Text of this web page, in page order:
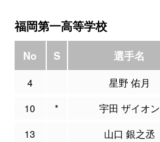
福岡第一高等学校
No S 選手名
4 星野 佑月
10
* 宇田 ザイオン
13
山口 銀之丞